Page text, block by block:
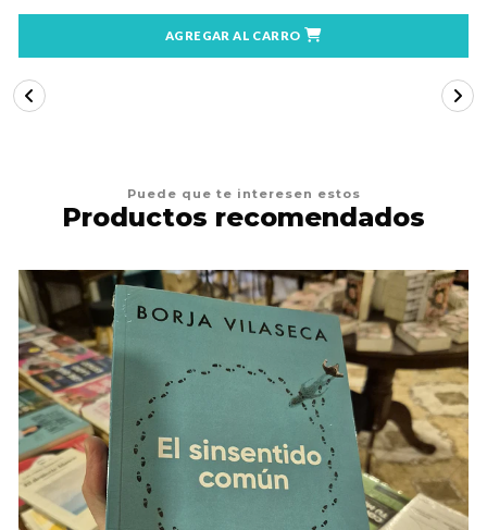
AGREGAR AL CARRO
Puede que te interesen estos
Productos recomendados